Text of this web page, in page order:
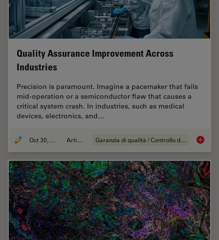
Quality Assurance Improvement Across
Industries
Precision is paramount. Imagine a pacemaker that fails
mid-operation or a semiconductor flaw that causes a
critical system crash. In industries, such as medical
devices, electronics, and…
Oct 30, 2025 Articolo Garanzia di qualità / Controllo di qualità Quality